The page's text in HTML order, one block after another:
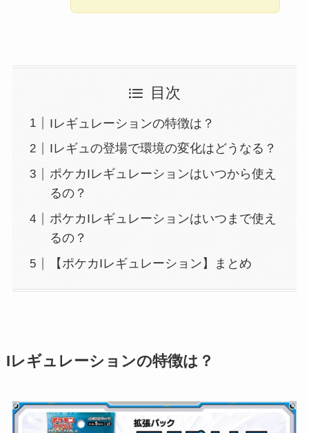
目次
Iレギュレーションの特徴は？
Iレギュの登場で環境の変化はどうなる？
ポケカIレギュレーションはいつから使え
るの？
ポケカIレギュレーションはいつまで使え
るの？
【ポケカIレギュレーション】まとめ
Iレギュレーションの特徴は？